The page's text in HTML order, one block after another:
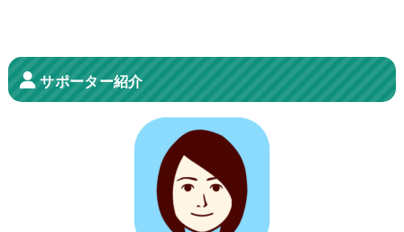
サポーター紹介